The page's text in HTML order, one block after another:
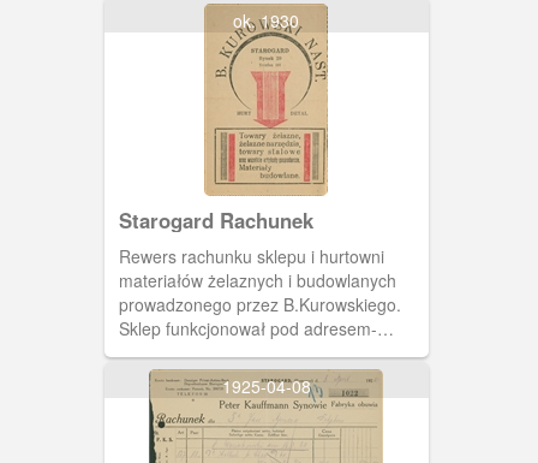
ok. 1930
Starogard Rachunek
Rewers rachunku sklepu i hurtowni
materiałów żelaznych i budowlanych
prowadzonego przez B.Kurowskiego.
Sklep funkcjonował pod adresem-
Starogard Rynek 20.
1925-04-08